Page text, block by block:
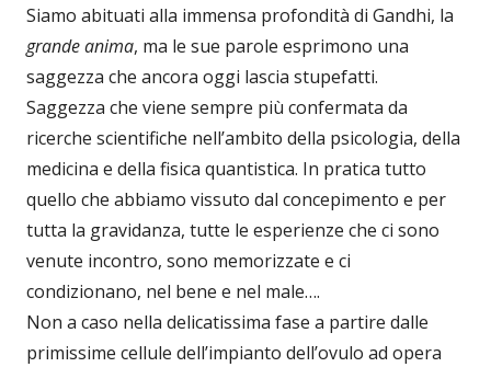
Siamo abituati alla immensa profondità di Gandhi, la
grande anima, ma le sue parole esprimono una
saggezza che ancora oggi lascia stupefatti.
Saggezza che viene sempre più confermata da
ricerche scientifiche nell’ambito della psicologia, della
medicina e della fisica quantistica. In pratica tutto
quello che abbiamo vissuto dal concepimento e per
tutta la gravidanza, tutte le esperienze che ci sono
venute incontro, sono memorizzate e ci
condizionano, nel bene e nel male….
Non a caso nella delicatissima fase a partire dalle
primissime cellule dell’impianto dell’ovulo ad opera